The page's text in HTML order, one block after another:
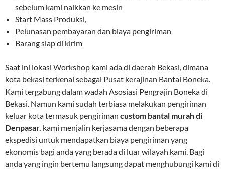
sebelum kami naikkan ke mesin
Start Mass Produksi,
Pelunasan pembayaran dan biaya pengiriman
Barang siap di kirim
Saat ini lokasi Workshop kami ada di daerah Bekasi, dimana
kota bekasi terkenal sebagai Pusat kerajinan Bantal Boneka.
Kami tergabung dalam wadah Asosiasi Pengrajin Boneka di
Bekasi. Namun kami sudah terbiasa melakukan pengiriman
keluar kota termasuk pengiriman custom bantal murah di
Denpasar. kami menjalin kerjasama dengan beberapa
ekspedisi untuk mendapatkan biaya pengiriman yang
ekonomis bagi anda yang berada di luar wilayah kami. Bagi
anda yang ingin bertemu langsung dapat menghubungi kami di